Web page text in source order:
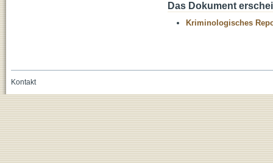
Das Dokument
Kriminologisches
Kontakt